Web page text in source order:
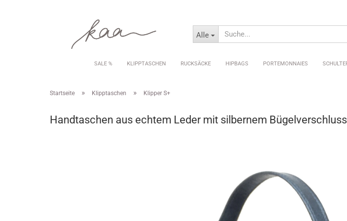
Alle
SALE % KLIPPTASCHEN RUCKSÄCKE HIPBAGS PORTEMONNAIES
Shellys
Startseite » Klipptaschen » Klipper S+
Handtaschen aus echtem Leder mit silbernem Bügelverschluss